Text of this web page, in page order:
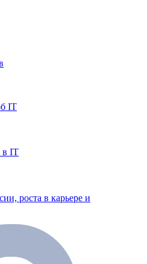
IT
в IT
роста в карьере и